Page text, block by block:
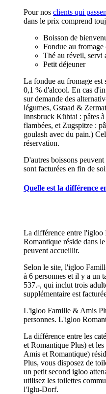
Pour nos clients qui
dans le prix comprend
Boisson de
Fondue au fromage
Thé au réveil, servi
Petit déjeuner
La fondue au fromage est
0,1 % d'alcool. En cas
sur demande des
légumes, Gstaad &
Innsbruck Kühtai : pâtes
flambées, et Zugspitze :
goulash avec du pain.)
réservation.
D'autres boissons
sont facturées en fin de
Quelle est la différence
La différence entre
Romantique réside dans
peuvent accueillir.
Selon le site, l'igloo
à 6 personnes et il y a un
537.-, qui inclut trois
supplémentaire est
L'igloo Famille & Amis
personnes. L'igloo
La différence entre les
et Romantique Plus) et
Amis et Romantique)
Plus, vous disposez de
un petit second igloo
utilisez les toilettes
l'Iglu-Dorf.